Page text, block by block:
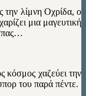
την λίμνη Οχρίδα, ο
μια μαγευτική
κόσμος χαζεύει την
του παρά πέντε.